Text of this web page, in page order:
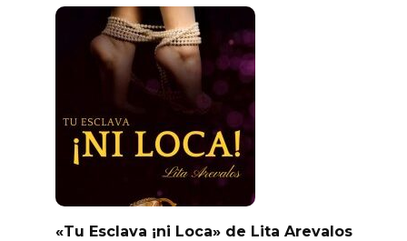
«Tu Esclava ¡ni Loca» de Lita Arevalos